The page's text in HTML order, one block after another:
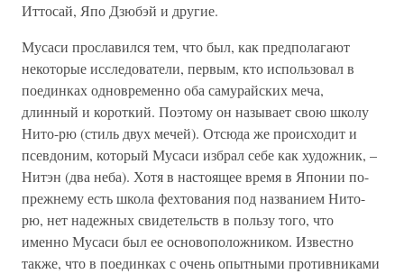
Иттосай, Япо Дзюбэй и другие.
Мусаси прославился тем, что был, как предполагают
некоторые исследователи, первым, кто использовал в
поединках одновременно оба самурайских меча,
длинный и короткий. Поэтому он называет свою школу
Нито-рю (стиль двух мечей). Отсюда же происходит и
псевдоним, который Мусаси избрал себе как художник, –
Нитэн (два неба). Хотя в настоящее время в Японии по-
прежнему есть школа фехтования под названием Нито-
рю, нет надежных свидетельств в пользу того, что
именно Мусаси был ее основоположником. Известно
также, что в поединках с очень опытными противниками